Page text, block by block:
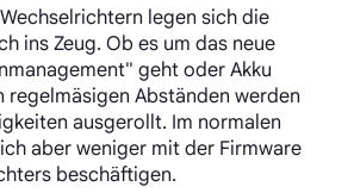
legen sich die
ins Zeug. Ob es um das neue
geht oder Akku
regelmäsigen Abständen werden
ausgerollt. Im normalen
aber weniger mit der Firmware
beschäftigen.